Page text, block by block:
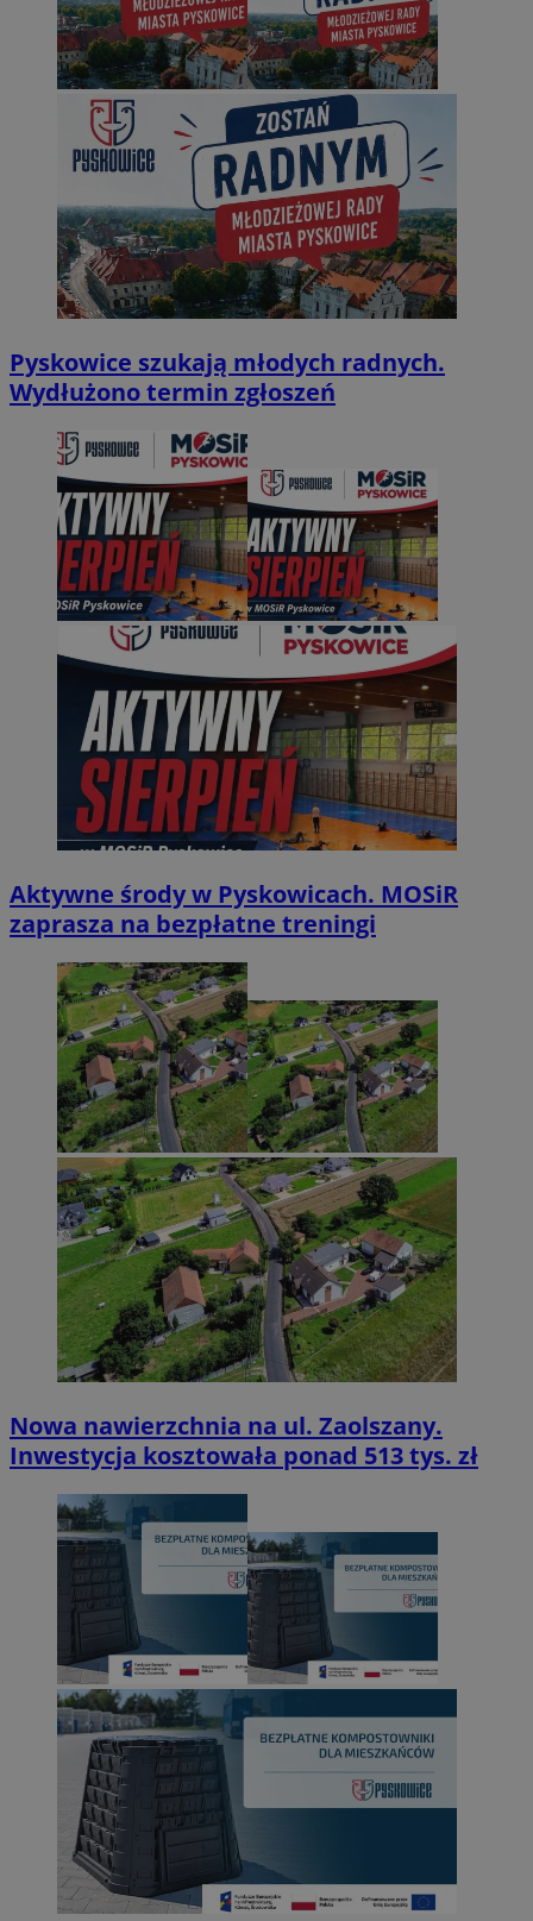
Pyskowice szukają młodych radnych.
Wydłużono termin zgłoszeń
Aktywne środy w Pyskowicach. MOSiR
zaprasza na bezpłatne treningi
Nowa nawierzchnia na ul. Zaolszany.
Inwestycja kosztowała ponad 513 tys. zł